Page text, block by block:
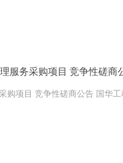
服务采购项目 竞争性磋商
项目 竞争性磋商公告 国华